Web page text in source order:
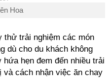
Hoa
thử trải nghiệm các món
dù cho du khách không
hẹn đem đến nhiều trải
và cách nhận việc ăn chay